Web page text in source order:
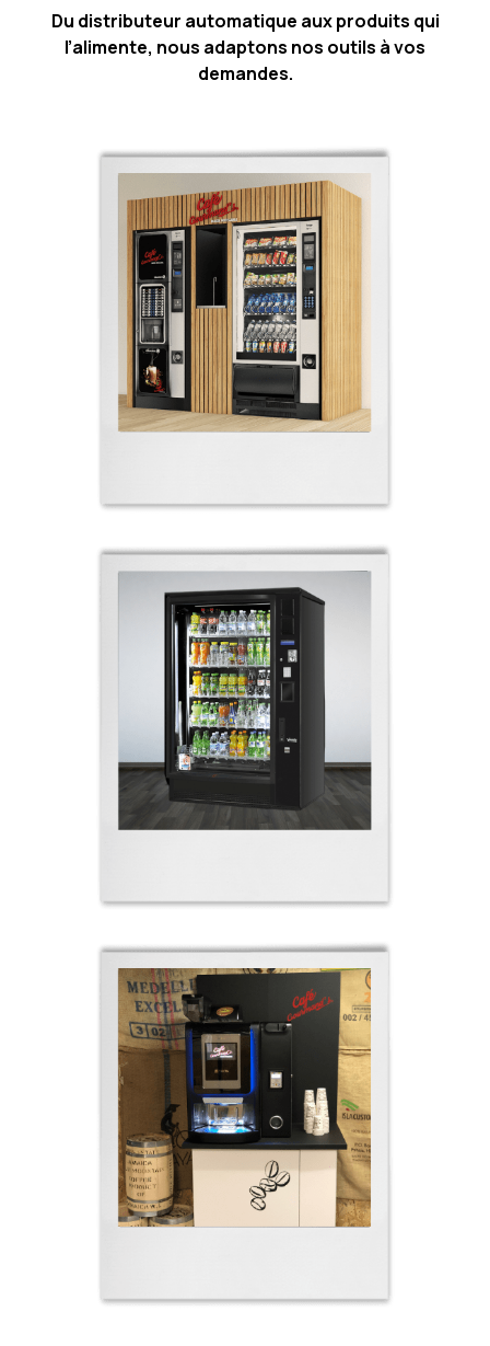
Du distributeur automatique aux produits qui
l’alimente, nous adaptons nos outils à vos
demandes.